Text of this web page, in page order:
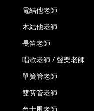
電結他老師
木結他老師
長笛老師
唱歌老師 / 聲樂老師
單簧管老師
雙簧管老師